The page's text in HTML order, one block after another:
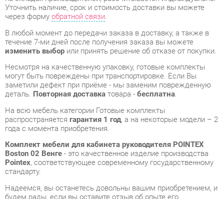
Несмотря на качественную упаковку, готовые комплекты
могут быть повреждены при транспортировке. Если Вы
заметили дефект при приёме - мы заменим поврежденную
деталь.Повторная доставкатовара -бесплатна.
На всю мебель категории Готовые комплекты
года с момента приобретения.
Комплект мебели для кабинета руководителя POINTEX
Boston 02 Венге- это качественное изделие производства
стандарту.
Надеемся, вы останетесь довольны вашим приобретением, и
будем рады, если вы оставите отзыв об опыте его
использования, который поможет сориентироваться нашим
будущим покупателям.
Кроме формыобратной связиполучить развёрнутую
консультацию, фото и видеообзор продукции вы можете по
e-mail, телефону в Екатеринбурге и через мессенджеры
Telegram и WhatsApp.